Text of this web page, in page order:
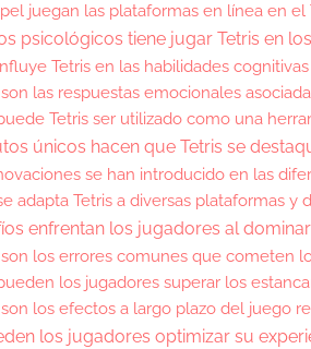
juegan las plataformas en línea en el
psicológicos tiene jugar Tetris en
Tetris en las habilidades
las respuestas emocionales
Tetris ser utilizado como una
únicos hacen que Tetris se
se han introducido en las
adapta Tetris a diversas plataformas y
enfrentan los jugadores al dominar
son los errores comunes que cometen
los jugadores superar los
son los efectos a largo plazo del juego
los jugadores optimizar su